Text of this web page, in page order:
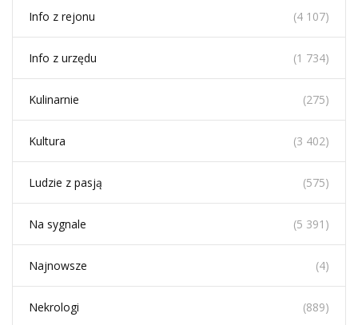
Info z rejonu (4 107)
Info z urzędu (1 734)
Kulinarnie (275)
Kultura (3 402)
Ludzie z pasją (575)
Na sygnale (5 391)
Najnowsze (4)
Nekrologi (889)